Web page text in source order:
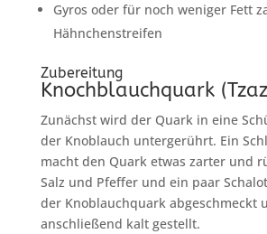
Gyros oder für noch weniger Fett
Hähnchenstreifen
Zubereitung
Knochblauchquark
Zunächst wird der Quark in eine
der Knoblauch untergerührt. Ein
macht den Quark etwas zarter und
Salz und Pfeffer und ein paar
der Knoblauchquark abgeschmeckt
anschließend kalt gestellt.